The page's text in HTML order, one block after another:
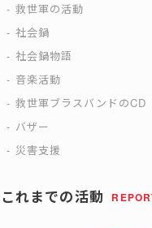
救世軍の活動
社会鍋
社会鍋物語
音楽活動
救世軍ブラスバンドのCD
バザー
災害支援
これまでの活動